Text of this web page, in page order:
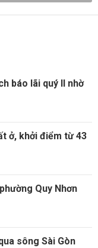
báo lãi quý II nhờ
ở, khởi điểm từ 43
Quy Nhơn
sông Sài Gòn